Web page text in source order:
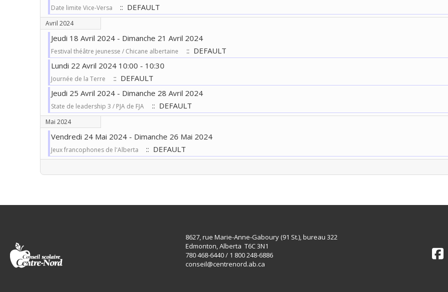
Date limite Vice-Versa :: DEFAULT
Avril 2024
Jeudi 18 Avril 2024 - Dimanche 21 Avril 2024
Festival théâtre jeunesse / Chicane albertaine
:: DEFAULT
Lundi 22 Avril 2024 10:00 - 10:30
Journée de la Terre
:: DEFAULT
Jeudi 25 Avril 2024 - Dimanche 28 Avril 2024
State de leadership 3 / PJA de FJA :: DEFAULT
Mai 2024
Vendredi 24 Mai 2024 - Dimanche 26 Mai 2024
Jeux francophones de l'Alberta :: DEFAULT
Limite de la pagination
8627, rue Marie-Anne-Gaboury (91 St.), bureau 322
Edmonton, Alberta T6C 3N1
780 468-6440 / 1 800 248-6886
conseil@centrenord.ab.ca